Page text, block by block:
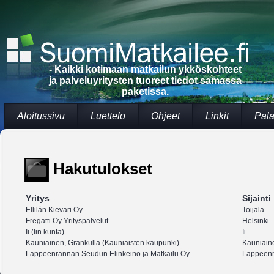
- Kaikki kotimaan matkailun ykköskohteet
ja palveluyritysten tuoreet tiedot samassa
paketissa.
Aloitussivu Luettelo Ohjeet Linkit
Hakutulokset
Yritys Sijainti
Ellilän Kievari Oy
Toijala
Fregatti Oy Yrityspalvelut
Helsinki
Ii (Iin kunta)
Ii
Kauniainen, Grankulla (Kauniaisten kaupunki)
Lappeenrannan Seudun Elinkeino ja Matkailu Oy